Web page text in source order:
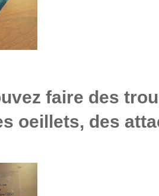
faire des
oeillets, des